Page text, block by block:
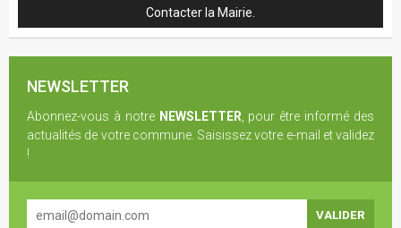
Contacter la Mairie.
NEWSLETTER
Abonnez-vous à notre NEWSLETTER , pour être informé des
actualités de votre commune. Saisissez votre e-mail et validez
!